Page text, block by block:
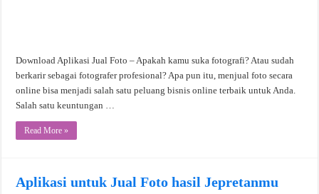
Download Aplikasi Jual Foto – Apakah kamu suka fotografi? Atau sudah
berkarir sebagai fotografer profesional? Apa pun itu, menjual foto secara
online bisa menjadi salah satu peluang bisnis online terbaik untuk Anda.
Salah satu keuntungan …
Read More »
Aplikasi untuk Jual Foto hasil Jepretanmu